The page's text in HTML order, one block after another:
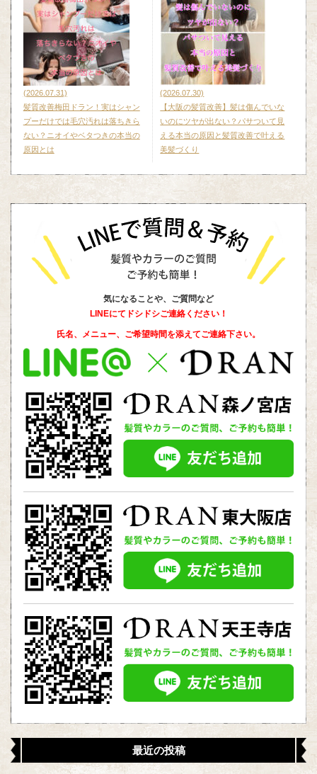
(2026.07.31)
髪質改善梅田ドラン！実はシャン
プーだけでは毛穴汚れは落ちきら
ない？ニオイやベタつきの本当の
原因とは
(2026.07.30)
【大阪の髪質改善】髪は傷んでいな
いのにツヤが出ない？パサついて見
える本当の原因と髪質改善で叶える
美髪づくり
気になることや、ご質問など
LINEにてドシドシご連絡ください！
氏名、メニュー、ご希望時間を添えてご連絡下さい。
最近の投稿